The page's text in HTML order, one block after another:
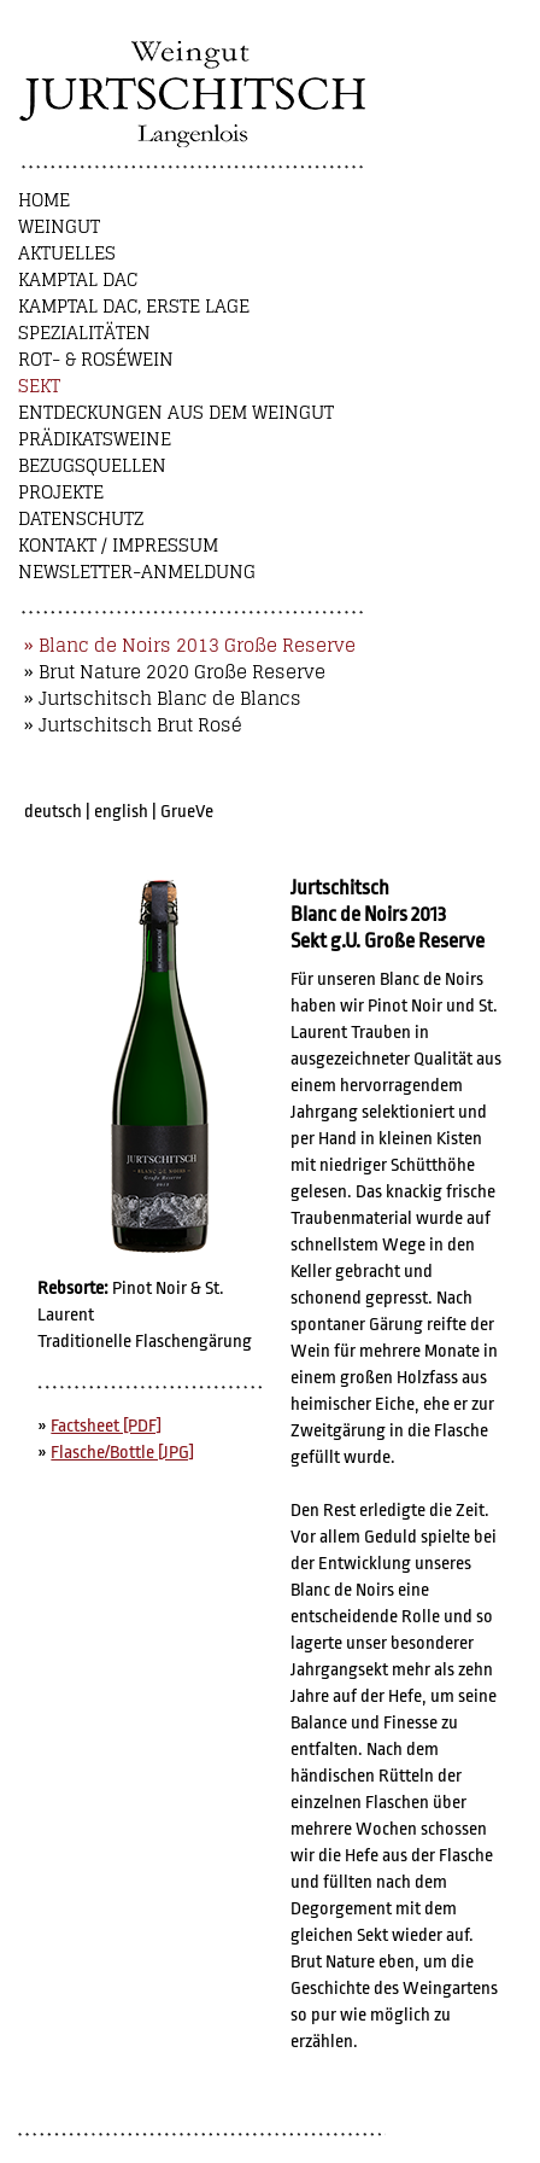
HOME
WEINGUT
AKTUELLES
KAMPTAL DAC
KAMPTAL DAC, ERSTE LAGE
SPEZIALITÄTEN
ROT- & ROSÉWEIN
SEKT
ENTDECKUNGEN AUS DEM WEINGUT
PRÄDIKATSWEINE
BEZUGSQUELLEN
PROJEKTE
DATENSCHUTZ
KONTAKT / IMPRESSUM
NEWSLETTER-ANMELDUNG
» Blanc de Noirs 2013 Große Reserve
» Brut Nature 2020 Große Reserve
» Jurtschitsch Blanc de Blancs
» Jurtschitsch Brut Rosé
deutsch english GrueVe
Rebsorte: Pinot Noir & St.
Laurent
Traditionelle Flaschengärung
» Factsheet [PDF]
» Flasche/Bottle [JPG]
Jurtschitsch
Blanc de Noirs 2013
Sekt g.U. Große Reserve
Für unseren Blanc de Noirs
haben wir Pinot Noir und St.
Laurent Trauben in
ausgezeichneter Qualität aus
einem hervorragendem
Jahrgang selektioniert und
per Hand in kleinen Kisten
mit niedriger Schütthöhe
gelesen. Das knackig frische
Traubenmaterial wurde auf
schnellstem Wege in den
Keller gebracht und
schonend gepresst. Nach
spontaner Gärung reifte der
Wein für mehrere Monate in
einem großen Holzfass aus
heimischer Eiche, ehe er zur
Zweitgärung in die Flasche
gefüllt wurde.
Den Rest erledigte die Zeit.
Vor allem Geduld spielte bei
der Entwicklung unseres
Blanc de Noirs eine
entscheidende Rolle und so
lagerte unser besonderer
Jahrgangsekt mehr als zehn
Jahre auf der Hefe, um seine
Balance und Finesse zu
entfalten. Nach dem
händischen Rütteln der
einzelnen Flaschen über
mehrere Wochen schossen
wir die Hefe aus der Flasche
und füllten nach dem
Degorgement mit dem
gleichen Sekt wieder auf.
Brut Nature eben, um die
Geschichte des Weingartens
so pur wie möglich zu
erzählen.